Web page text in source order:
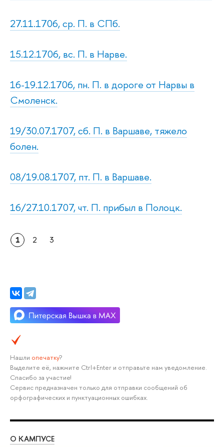
27.11.1706, ср. П. в СПб.
15.12.1706, вс. П. в Нарве.
16-19.12.1706, пн. П. в дороге от Нарвы в
Смоленск.
19/30.07.1707, сб. П. в Варшаве, тяжело
болен.
08/19.08.1707, пт. П. в Варшаве.
16/27.10.1707, чт. П. прибыл в Полоцк.
1 2 3
Нашли опечатку?
Выделите её, нажмите Ctrl+Enter и отправьте нам уведомление.
Спасибо за участие!
Сервис предназначен только для отправки сообщений об
орфографических и пунктуационных ошибках.
О КАМПУСЕ